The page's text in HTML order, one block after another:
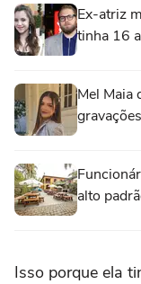
Ex-atriz
tinha 16
Mel Maia
alto
Isso porque ela